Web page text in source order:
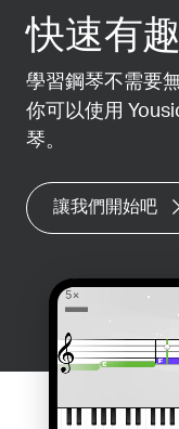
快速有
學習鋼琴不需要
你可以使用
琴。
讓我們開始吧